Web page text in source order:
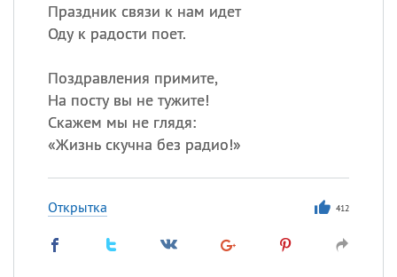
Праздник связи к нам идет
Оду к радости поет.
Поздравления примите,
На посту вы не тужите!
Скажем мы не глядя:
«Жизнь скучна без радио!»
Открытка 412